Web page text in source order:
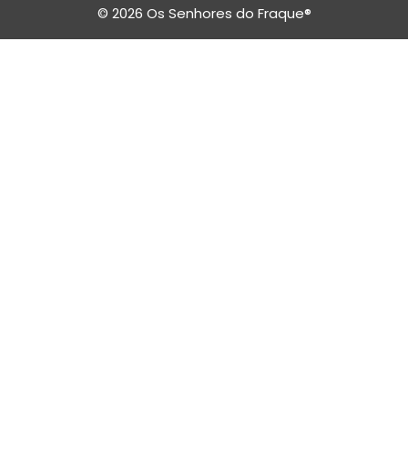
© 2026 Os Senhores do Fraque®